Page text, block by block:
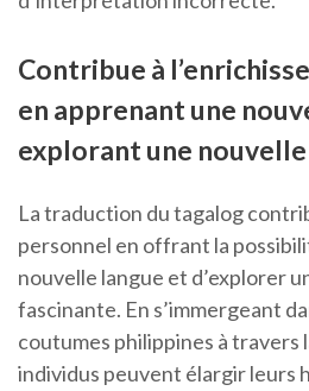
Contribue à
en apprenant une
explorant une
La traduction du tagalog
personnel en offrant la
nouvelle langue et d’explorer
fascinante. En s’immergeant
coutumes philippines à travers
individus peuvent élargir leurs